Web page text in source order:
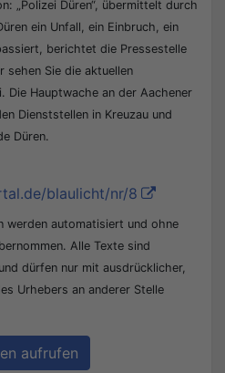
„Polizei Düren“, übermittelt durch
ein Unfall, ein Einbruch, ein
berichtet die Pressestelle
sehen Sie die aktuellen
Die Hauptwache an der Aachener
Dienststellen in Kreuzau und
Düren.
blaulicht/nr/8
werden automatisiert und ohne
Alle Texte sind
dürfen nur mit ausdrücklicher,
Urhebers an anderer Stelle
aufrufen